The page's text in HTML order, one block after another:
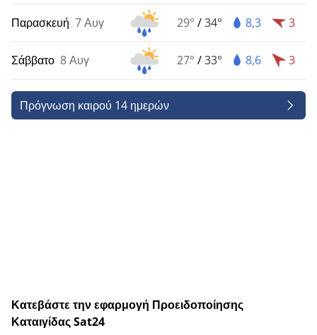
Παρασκευή 7 Αυγ 29° /34° 8,3 3
Σάββατο 8 Αυγ 27° /33° 8,6 3
Πρόγνωση καιρού 14 ημερών
Κατεβάστε την εφαρμογή Προειδοποίησης
Καταιγίδας Sat24